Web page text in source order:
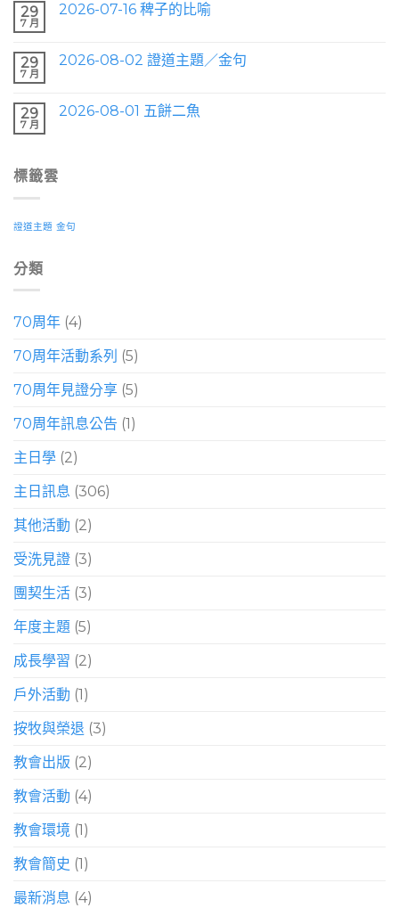
29
7 月
2026-07-16 稗子的比喻
29
7 月
2026-08-02 證道主題／金句
29
7 月
2026-08-01 五餅二魚
標籤雲
證道主題 金句
分類
70周年 (4)
70周年活動系列 (5)
70周年見證分享 (5)
70周年訊息公告 (1)
主日學 (2)
主日訊息 (306)
其他活動 (2)
受洗見證 (3)
團契生活 (3)
年度主題 (5)
成長學習 (2)
戶外活動 (1)
按牧與榮退 (3)
教會出版 (2)
教會活動 (4)
教會環境 (1)
教會簡史 (1)
最新消息 (4)